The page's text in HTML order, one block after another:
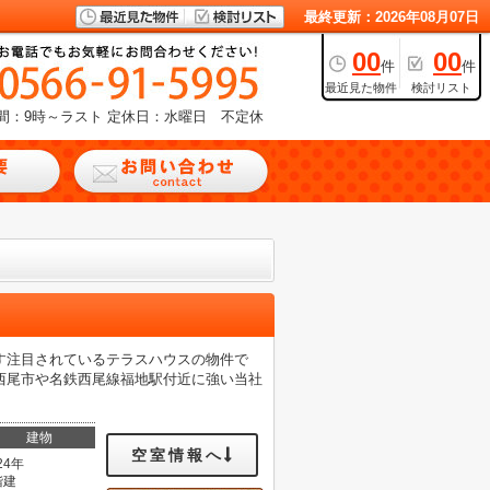
最終更新：2026年08月07日
00件
最近見た物件
00件
検討リスト
：9時～ラスト 定休日：水曜日 不定休
目されているテラスハウスの物件で
市や名鉄西尾線福地駅付近に強い当社
建物
年
建
空室情報へ